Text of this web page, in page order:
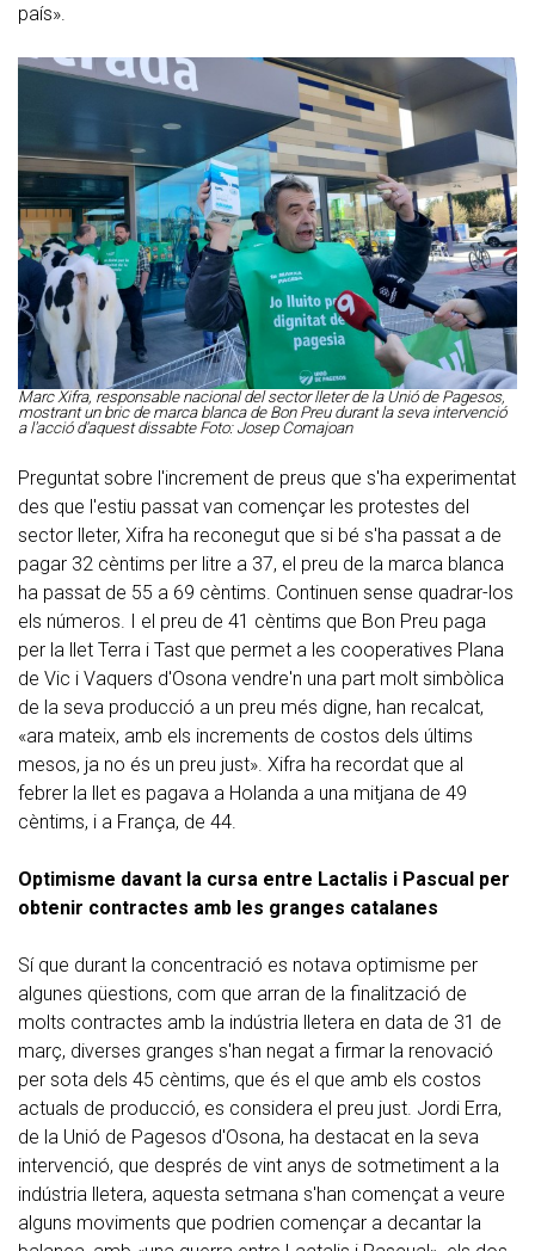
país».
Marc Xifra, responsable nacional del sector lleter de la Unió de Pagesos,
mostrant un bric de marca blanca de Bon Preu durant la seva intervenció
a l'acció d'aquest dissabte Foto: Josep Comajoan
Preguntat sobre l'increment de preus que s'ha experimentat
des que l'estiu passat van començar les protestes del
sector lleter, Xifra ha reconegut que si bé s'ha passat a de
pagar 32 cèntims per litre a 37, el preu de la marca blanca
ha passat de 55 a 69 cèntims. Continuen sense quadrar-los
els números. I el preu de 41 cèntims que Bon Preu paga
per la llet Terra i Tast que permet a les cooperatives Plana
de Vic i Vaquers d'Osona vendre'n una part molt simbòlica
de la seva producció a un preu més digne, han recalcat,
«ara mateix, amb els increments de costos dels últims
mesos, ja no és un preu just». Xifra ha recordat que al
febrer la llet es pagava a Holanda a una mitjana de 49
cèntims, i a França, de 44.
Optimisme davant la cursa entre Lactalis i Pascual per
obtenir contractes amb les granges catalanes
Sí que durant la concentració es notava optimisme per
algunes qüestions, com que arran de la finalització de
molts contractes amb la indústria lletera en data de 31 de
març, diverses granges s'han negat a firmar la renovació
per sota dels 45 cèntims, que és el que amb els costos
actuals de producció, es considera el preu just. Jordi Erra,
de la Unió de Pagesos d'Osona, ha destacat en la seva
intervenció, que després de vint anys de sotmetiment a la
indústria lletera, aquesta setmana s'han començat a veure
alguns moviments que podrien començar a decantar la